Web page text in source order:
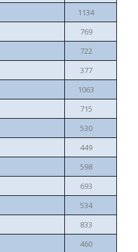
1134
769
722
377
1063
715
530
449
598
693
534
833
460